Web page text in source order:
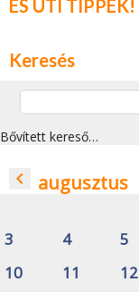
ÉS ÚTI TIPPEK!
Keresés
Bővített kereső…
navigate_before augusztus
3
4 5
10
11 12